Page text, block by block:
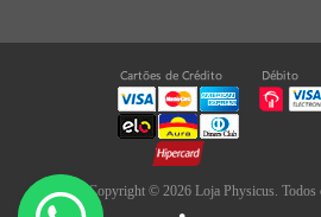
Copyright © 2026 Loja Physicus. Todos